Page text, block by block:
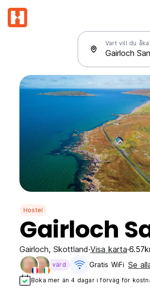
Vart vill du
Hostel
Gairloch
Gairloch, Skottland Visa karta
värd Gratis WiFi Se
Boka mer än 4 dagar i förväg för